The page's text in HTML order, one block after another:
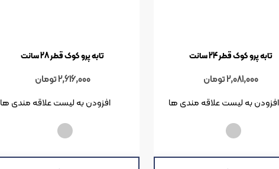
تابه پرو کوک قطر 24 سانت
2,081,000تومان
افزودن به لیست علاقه مندی ها
تابه پرو کوک قطر 28 سانت
2,616,000تومان
افزودن به لیست علاقه مندی ها